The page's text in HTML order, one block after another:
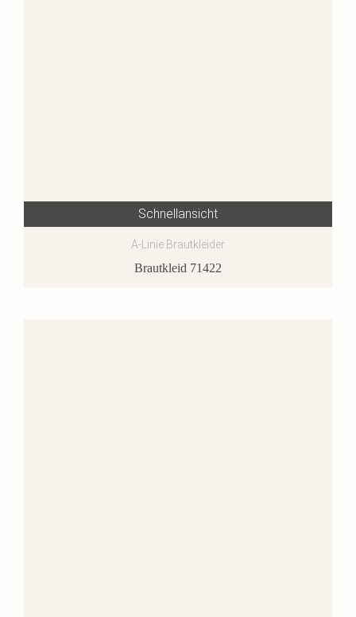
Schnellansicht
A-Linie Brautkleider
Brautkleid 71422